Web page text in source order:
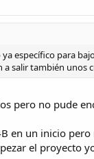
específico para
a salir también unos
pero no pude
en un inicio
el proyecto